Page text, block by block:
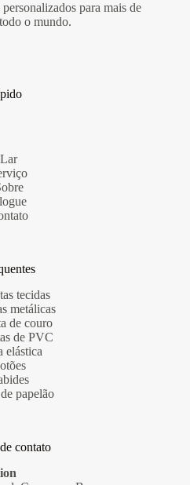
para mais de
o mundo.
Lar
tecidas
metálicas
de couro
de PVC
elástica
papelão
contato